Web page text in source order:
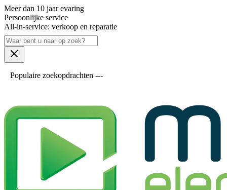
Meer dan 10 jaar evaring
Persoonlijke service
All-in-service: verkoop en reparatie
Populaire zoekopdrachten ---